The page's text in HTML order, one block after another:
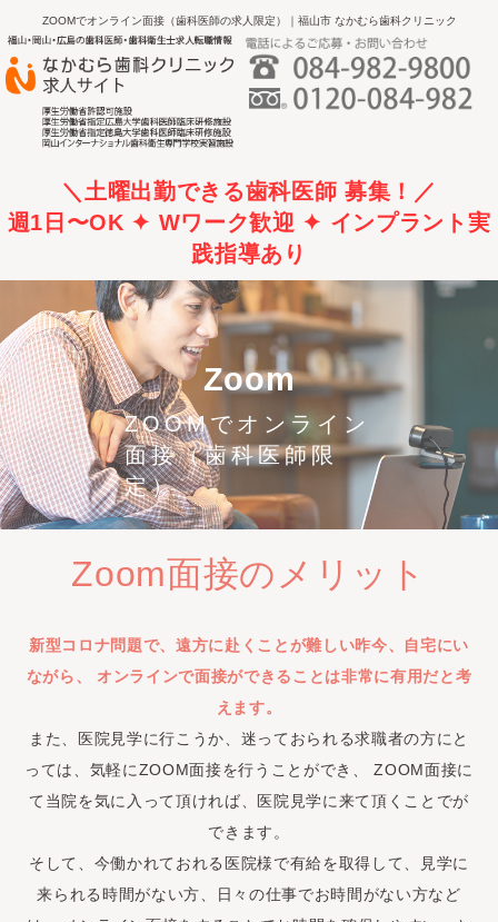
ZOOMでオンライン面接（歯科医師の求人限定）｜福山市 なかむら歯科クリニック
Zoom
ZOOMでオンライン
面接（歯科医師限
定）
Zoom面接のメリット
新型コロナ問題で、遠方に赴くことが難しい昨今、自宅にい
ながら、
オンラインで面接ができることは非常に有用だと考
えます。
また、医院見学に行こうか、迷っておられる求職者の方にと
っては、気軽にZOOM面接を行うことができ、
ZOOM面接に
て当院を気に入って頂ければ、医院見学に来て頂くことでが
できます。
そして、今働かれておれる医院様で有給を取得して、見学に
来られる時間がない方、日々の仕事でお時間がない方など